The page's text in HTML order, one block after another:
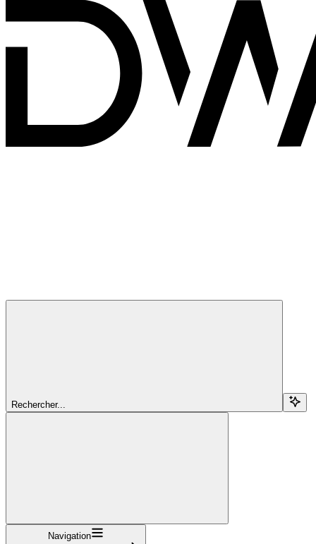
Rechercher...
Navigation